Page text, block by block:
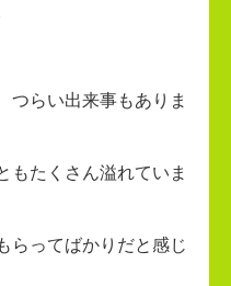
つらい出来事もありま
もたくさん溢れていま
らってばかりだと感じ